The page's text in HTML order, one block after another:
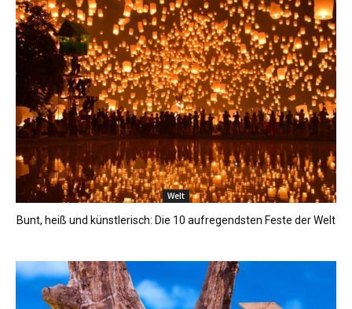
Welt
Bunt, heiß und künstlerisch: Die 10 aufregendsten Feste der Welt